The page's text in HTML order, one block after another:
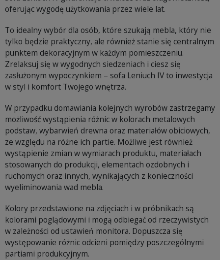
oferując wygodę użytkowania przez wiele lat.
To idealny wybór dla osób, które szukają mebla, który nie
tylko będzie praktyczny, ale również stanie się centralnym
punktem dekoracyjnym w każdym pomieszczeniu.
Zrelaksuj się w wygodnych siedzeniach i ciesz się
zasłużonym wypoczynkiem – sofa Leniuch IV to inwestycja
w styl i komfort Twojego wnętrza.
W przypadku domawiania kolejnych wyrobów zastrzegamy
możliwość wystąpienia różnic w kolorach metalowych
podstaw, wybarwień drewna oraz materiałów obiciowych,
ze względu na różne ich partie. Możliwe jest również
wystąpienie zmian w wymiarach produktu, materiałach
stosowanych do produkcji, elementach ozdobnych i
ruchomych oraz innych, wynikających z konieczności
wyeliminowania wad mebla.
Kolory przedstawione na zdjęciach i w próbnikach są
kolorami poglądowymi i mogą odbiegać od rzeczywistych
w zależności od ustawień monitora. Dopuszcza się
występowanie różnic odcieni pomiędzy poszczególnymi
partiami produkcyjnym.